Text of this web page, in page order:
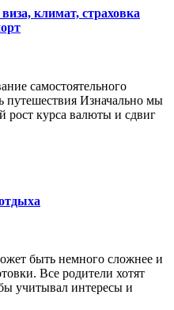
климат, страховка
Изначально мы
рост курса валюты и сдвиг
Все родители хотят
учитывал интересы и